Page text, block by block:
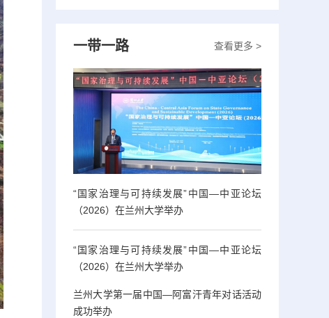
查看更多 >
一带一路
“国家治理与可持续发展”中国—中亚论坛
（2026）在兰州大学举办
“国家治理与可持续发展”中国—中亚论坛
（2026）在兰州大学举办
兰州大学第一届中国—阿富汗青年对话活动
成功举办